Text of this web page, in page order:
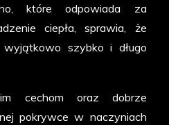
które odpowiada za
ciepła, sprawia, że
szybko i długo
cechom oraz dobrze
pokrywce w naczyniach